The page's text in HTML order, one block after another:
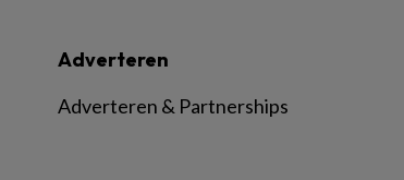
Adverteren
Adverteren & Partnerships